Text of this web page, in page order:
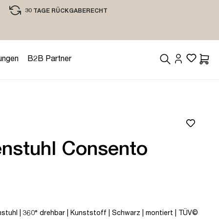
30 TAGE RÜCKGABERECHT
B2B Partner
Consento
| 360° drehbar | Kunststoff | Schwarz | montiert | TÜV©